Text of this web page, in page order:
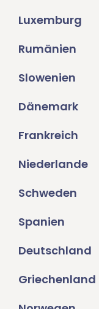
Luxemburg
Rumänien
Slowenien
Dänemark
Frankreich
Niederlande
Schweden
Spanien
Deutschland
Griechenland